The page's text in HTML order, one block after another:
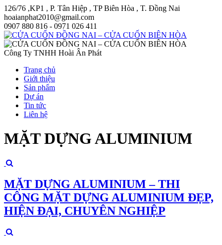
126/76 ,KP1 , P. Tân Hiệp , TP Biên Hòa , T. Đồng Nai
hoaianphat2010@gmail.com
0907 880 816 - 0971 026 411
Công Ty TNHH Hoài Ân Phát
Trang chủ
Giới thiệu
Sản phẩm
Dự án
Tin tức
Liên hệ
MẶT DỰNG ALUMINIUM
MẶT DỰNG ALUMINIUM – THI
CÔNG MẶT DỰNG ALUMINIUM ĐẸP,
HIỆN ĐẠI, CHUYÊN NGHIỆP